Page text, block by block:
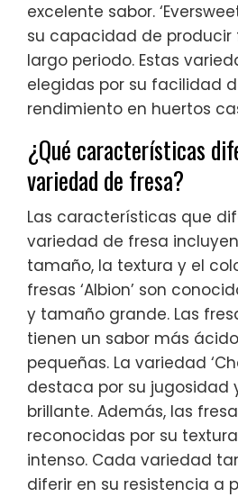
excelente sabor.
su capacidad de producir
largo periodo. Estas
elegidas por su facilidad
rendimiento en huertos
¿Qué características
variedad de fresa?
Las características que
variedad de fresa
tamaño, la textura y el
fresas ‘Albion’ son
y tamaño grande. Las
tienen un sabor más
pequeñas. La variedad
destaca por su jugosidad
brillante. Además, las
reconocidas por su
intenso. Cada variedad
diferir en su resistencia a